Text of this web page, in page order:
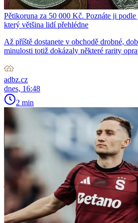
Pětikoruna za 50 000 Kč. Poznáte ji
který většina lidí přehlédne
Až příště dostanete v obchodě drobné,
minulosti totiž dokázaly některé rarity
adbz.cz
dnes, 16:48
2 min